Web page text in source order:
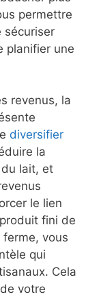
permettre
sécuriser
planifier une
revenus, la
diversifier
la
lait, et
le lien
fini de
vous
qui
Cela
votre